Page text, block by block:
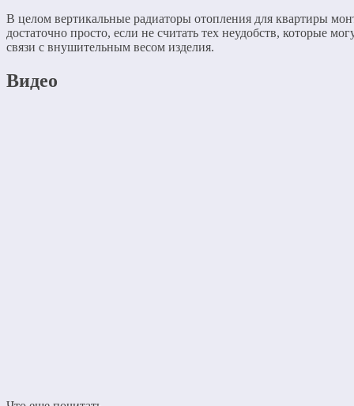
В целом вертикальные радиаторы отопления для квартиры
достаточно просто, если не считать тех неудобств, которые
связи с внушительным весом изделия.
Видео